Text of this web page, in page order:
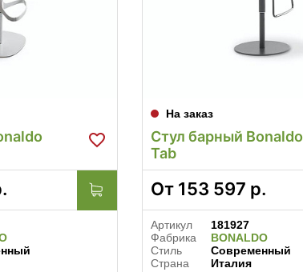
На заказ
Стул барный Bonaldo
Tab
От 153 597 р.
Артикул
181927
Фабрика
BONALDO
Стиль
Современный
Страна
Италия